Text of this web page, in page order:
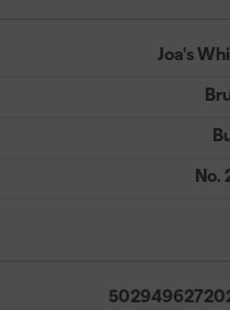
Joa's
No.